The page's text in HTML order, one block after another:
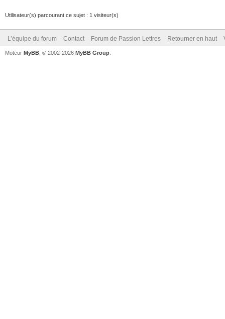
Utilisateur(s) parcourant ce sujet : 1 visiteur(s)
L’équipe du forum Contact Forum de Passion Lettres Retourner en haut
Moteur MyBB , © 2002-2026 MyBB Group